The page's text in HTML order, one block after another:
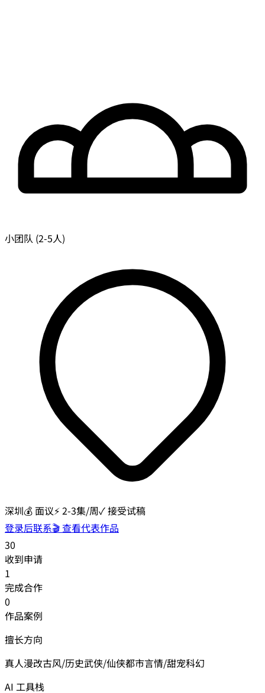
小团队 (2-5人)
深圳💰 面议⚡2-3集/周✓ 接受试稿
登录后联系🎬 查看代表作品
30
收到申请
1
完成合作
0
作品案例
擅长方向
真人漫改古风/历史武侠/仙侠都市言情/甜宠科幻
AI 工具栈